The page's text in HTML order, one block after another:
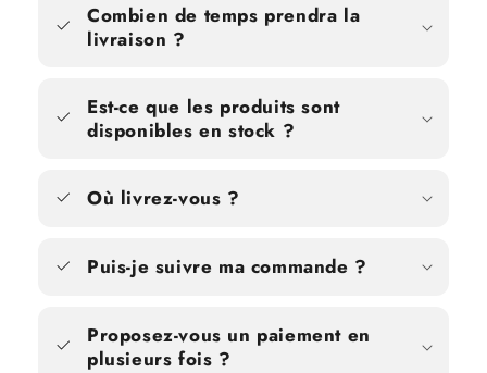
Combien de temps prendra la
livraison ?
Est-ce que les produits sont
disponibles en stock ?
Où livrez-vous ?
Puis-je suivre ma commande ?
Proposez-vous un paiement en
plusieurs fois ?